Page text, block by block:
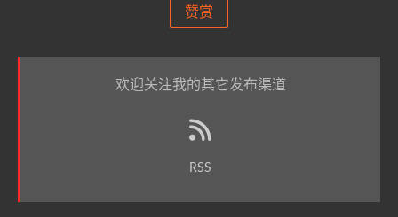
赞赏
欢迎关注我的其它发布渠道
RSS